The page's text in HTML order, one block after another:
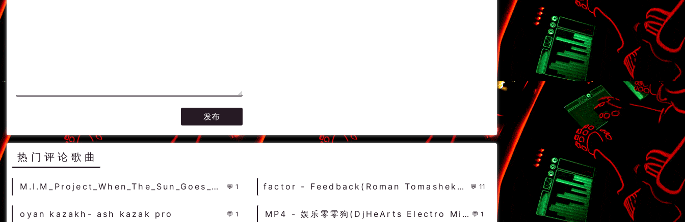
热门评论歌曲
M.I.M_Project_When_The_Sun_Goes_GieraDj_Extended_Remix 1 factor - Feedback(Roman Tomashek Cool Edit) 11
oyan kazakh- ash kazak pro 1 MP4 - 娱乐零零狗(DjHeArts Electro Mix粤语男) - 中文Remix 中文CLUB 华语Remix 1